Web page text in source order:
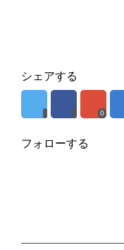
シェアする
0
フォローする